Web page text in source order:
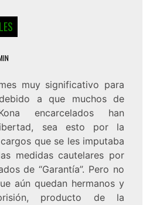
muy significativo para
a que muchos de
encarcelados han
sea esto por la
que se les imputaba
medidas cautelares por
de “Garantía”. Pero no
aún quedan hermanos y
producto de la